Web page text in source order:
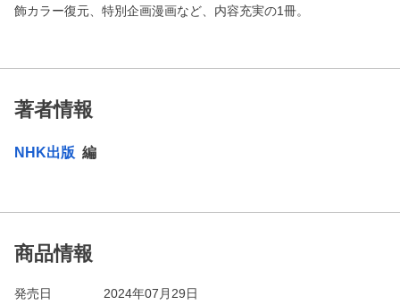
飾カラー復元、特別企画漫画など、内容充実の1冊。
著者情報
NHK出版 編
商品情報
発売日
2024年07月29日